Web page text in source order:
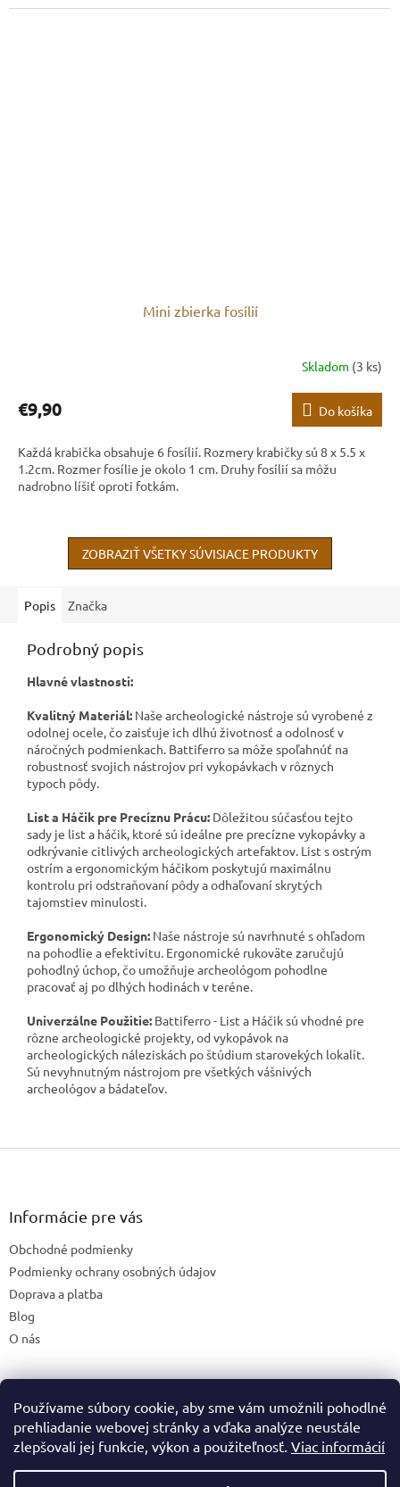
Používame súbory cookie, aby sme vám umožnili pohodlné
prehliadanie webovej stránky a vďaka analýze neustále
zlepšovali jej funkcie, výkon a použiteľnosť. Viac informácií
Mini zbierka fosílií
Skladom (3 ks)
€9,90 Do košíka
Každá krabička obsahuje 6 fosílií. Rozmery krabičky sú 8 x 5.5 x
1.2cm. Rozmer fosílie je okolo 1 cm. Druhy fosílií sa môžu
nadrobno líšiť oproti fotkám.
ZOBRAZIŤ VŠETKY SÚVISIACE PRODUKTY
Popis Značka
Podrobný popis
Hlavné vlastnosti:
Kvalitný Materiál: Naše archeologické nástroje sú vyrobené z
odolnej ocele, čo zaisťuje ich dlhú životnosť a odolnosť v
náročných podmienkach. Battiferro sa môže spoľahnúť na
robustnosť svojich nástrojov pri vykopávkach v rôznych
typoch pôdy.
List a Háčik pre Precíznu Prácu: Dôležitou súčasťou tejto
sady je list a háčik, ktoré sú ideálne pre precízne vykopávky a
odkrývanie citlivých archeologických artefaktov. List s ostrým
ostrím a ergonomickým háčikom poskytujú maximálnu
kontrolu pri odstraňovaní pôdy a odhaľovaní skrytých
tajomstiev minulosti.
Ergonomický Design: Naše nástroje sú navrhnuté s ohľadom
na pohodlie a efektivitu. Ergonomické rukoväte zaručujú
pohodlný úchop, čo umožňuje archeológom pohodlne
pracovať aj po dlhých hodinách v teréne.
Univerzálne Použitie: Battiferro - List a Háčik sú vhodné pre
rôzne archeologické projekty, od vykopávok na
archeologických náleziskách po štúdium starovekých lokalít.
Sú nevyhnutným nástrojom pre všetkých vášnivých
archeológov a bádateľov.
Z
Informácie pre vás
Obchodné podmienky
Podmienky ochrany osobných údajov
Doprava a platba
Blog
O nás
České stránky